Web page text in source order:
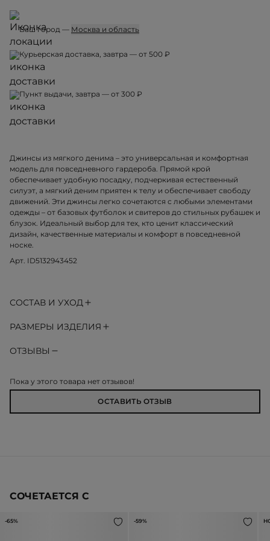
Ваш город — Москва и область
Курьерская доставка, завтра — от 500 ₽
Пункт выдачи, завтра — от 300 ₽
Джинсы из мягкого денима – это универсальная и комфортная
модель для повседневного гардероба. Прямой крой
обеспечивает удобную посадку, подчеркивая естественный
силуэт, а мягкий деним приятен к телу и обеспечивает свободу
движений. Эти джинсы легко сочетаются с любыми элементами
одежды – от базовых футболок и свитеров до стильных рубашек и
блузок. Идеальный выбор для тех, кто ценит классический
дизайн, качественные материалы и комфорт в повседневной
носке.
Арт. ID5132943452
СОСТАВ И УХОД
РАЗМЕРЫ ИЗДЕЛИЯ
ОТЗЫВЫ
Пока у этого товара нет отзывов!
ОСТАВИТЬ ОТЗЫВ
СОЧЕТАЕТСЯ С
-65% -59%